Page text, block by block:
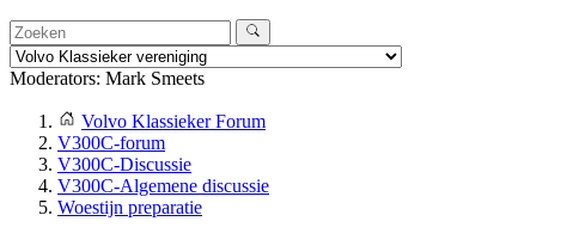
Moderators: Mark Smeets
Volvo Klassieker Forum
V300C-forum
V300C-Discussie
V300C-Algemene discussie
Woestijn preparatie